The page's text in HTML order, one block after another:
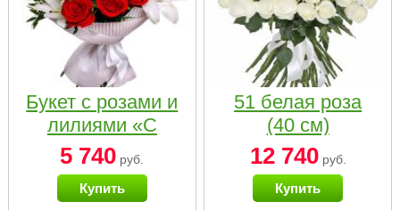
Букет с розами и
лилиями «С
наилучшими
пожеланиями»
5 740 руб.
Купить
51 белая роза
(40 см)
12 740руб.
Купить